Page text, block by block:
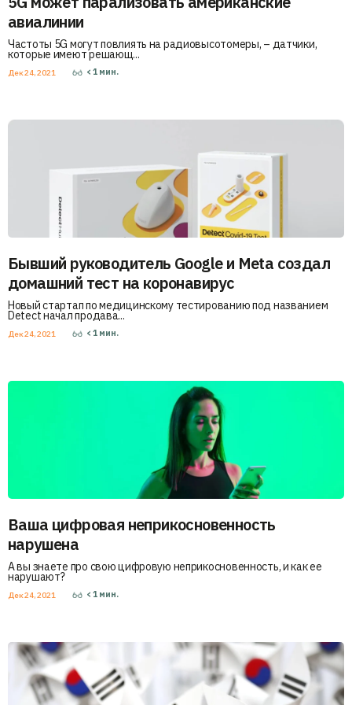
авиалинии
Частоты 5G могут повлиять на радиовысотомеры, – датчики,
которые имеют решающ...
Дек 24, 2021 < 1 мин.
Бывший руководитель Google и Meta создал
домашний тест на коронавирус
Новый стартап по медицинскому тестированию под названием
Detect начал продава...
Дек 24, 2021 < 1 мин.
Ваша цифровая неприкосновенность
нарушена
А вы знаете про свою цифровую неприкосновенность, и как ее
нарушают?
Дек 24, 2021 < 1 мин.